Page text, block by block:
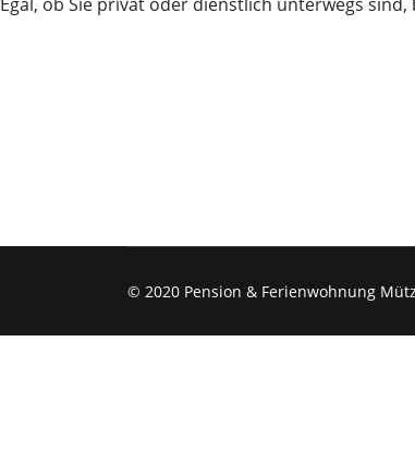
© 2020 Pension & Ferienwohnung